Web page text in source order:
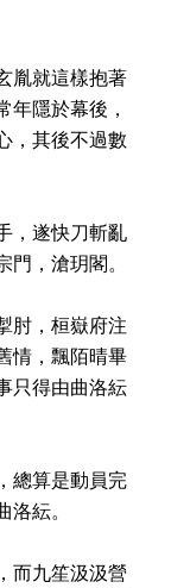
胤就這樣抱著
隱於幕後，
，其後不過數
，遂快刀斬亂
，滄玥閣。
肘，桓嶽府注
情，飄陌晴畢
只得由曲洛紜
總算是動員完
紜。
而九笙汲汲營